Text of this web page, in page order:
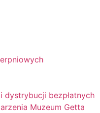
dystrybucji bezpłatnych
Muzeum Getta